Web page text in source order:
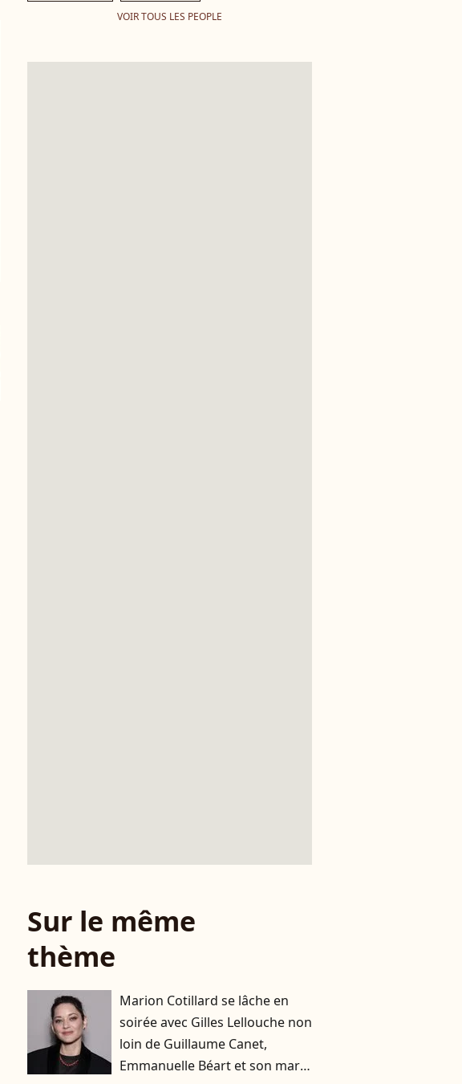
VOIR TOUS LES PEOPLE
Sur le même
thème
Marion Cotillard se lâche en
soirée avec Gilles Lellouche non
loin de Guillaume Canet,
Emmanuelle Béart et son mari